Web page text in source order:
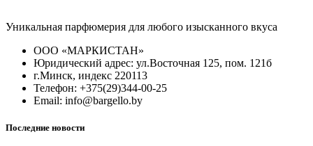
Уникальная парфюмерия для любого изысканного вкуса
ООО «МАРКИСТАН»
Юридический адрес: ул.Восточная 125, пом. 121б
г.Минск, индекс 220113
Телефон: +375(29)344-00-25
Email: info@bargello.by
Последние новости